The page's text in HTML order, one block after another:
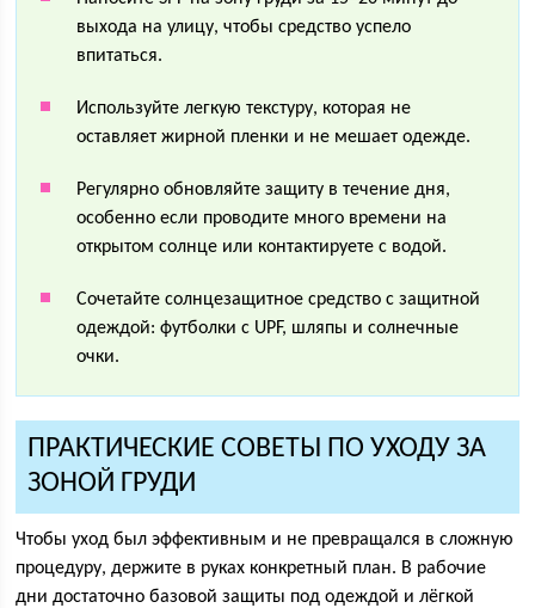
выхода на улицу, чтобы средство успело
впитаться.
Используйте легкую текстуру, которая не
оставляет жирной пленки и не мешает одежде.
Регулярно обновляйте защиту в течение дня,
особенно если проводите много времени на
открытом солнце или контактируете с водой.
Сочетайте солнцезащитное средство с защитной
одеждой: футболки с UPF, шляпы и солнечные
очки.
ПРАКТИЧЕСКИЕ СОВЕТЫ ПО УХОДУ ЗА
ЗОНОЙ ГРУДИ
Чтобы уход был эффективным и не превращался в сложную
процедуру, держите в руках конкретный план. В рабочие
дни достаточно базовой защиты под одеждой и лёгкой